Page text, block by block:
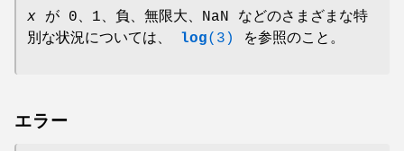
x が 0、1、負、無限大、NaN などのさまざまな特
別な状況については、
log(3) を参照のこと。
エラー